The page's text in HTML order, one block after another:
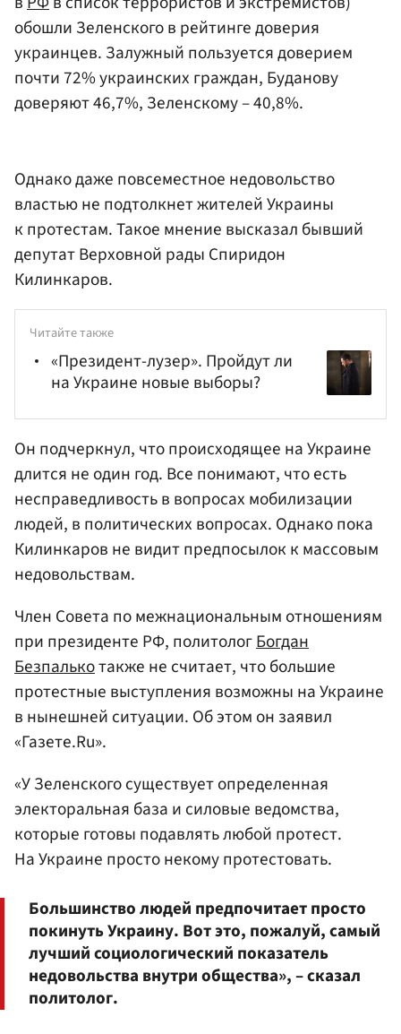
обошли Зеленского в рейтинге доверия
украинцев. Залужный пользуется доверием
почти 72% украинских граждан, Буданову
доверяют 46,7%, Зеленскому – 40,8%.
Однако даже повсеместное недовольство
властью не подтолкнет жителей Украины
к протестам. Такое мнение высказал бывший
депутат Верховной рады Спиридон
Килинкаров.
Читайте также
«Президент-лузер». Пройдут ли
на Украине новые выборы?
Он подчеркнул, что происходящее на Украине
длится не один год. Все понимают, что есть
несправедливость в вопросах мобилизации
людей, в политических вопросах. Однако пока
Килинкаров не видит предпосылок к массовым
недовольствам.
Член Совета по межнациональным отношениям
при президенте РФ, политологБогдан
Безпалькотакже не считает, что большие
протестные выступления возможны на Украине
в нынешней ситуации. Об этом он заявил
«Газете.Ru».
«У Зеленского существует определенная
электоральная база и силовые ведомства,
которые готовы подавлять любой протест.
На Украине просто некому протестовать.
Большинство людей предпочитает просто
покинуть Украину. Вот это, пожалуй, самый
лучший социологический показатель
недовольства внутри общества», – сказал
политолог.